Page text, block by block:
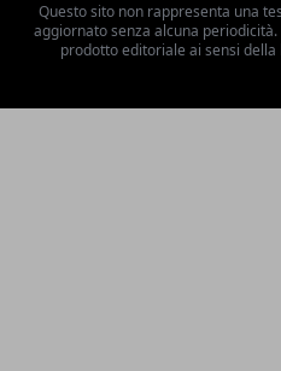
Questo sito non rappresenta una
aggiornato senza alcuna
prodotto editoriale ai sensi della